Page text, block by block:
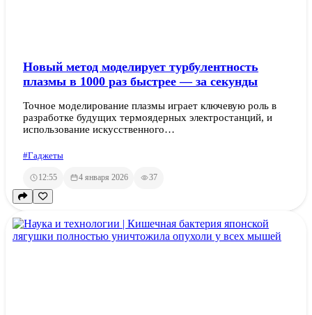
Новый метод моделирует турбулентность
плазмы в 1000 раз быстрее — за секунды
Точное моделирование плазмы играет ключевую роль в
разработке будущих термоядерных электростанций, и
использование искусственного…
#Гаджеты
12:55 4 января 2026 37